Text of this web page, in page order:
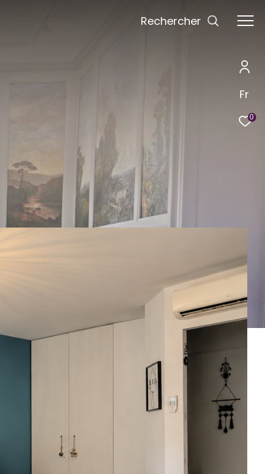
Fr
0
Rechercher